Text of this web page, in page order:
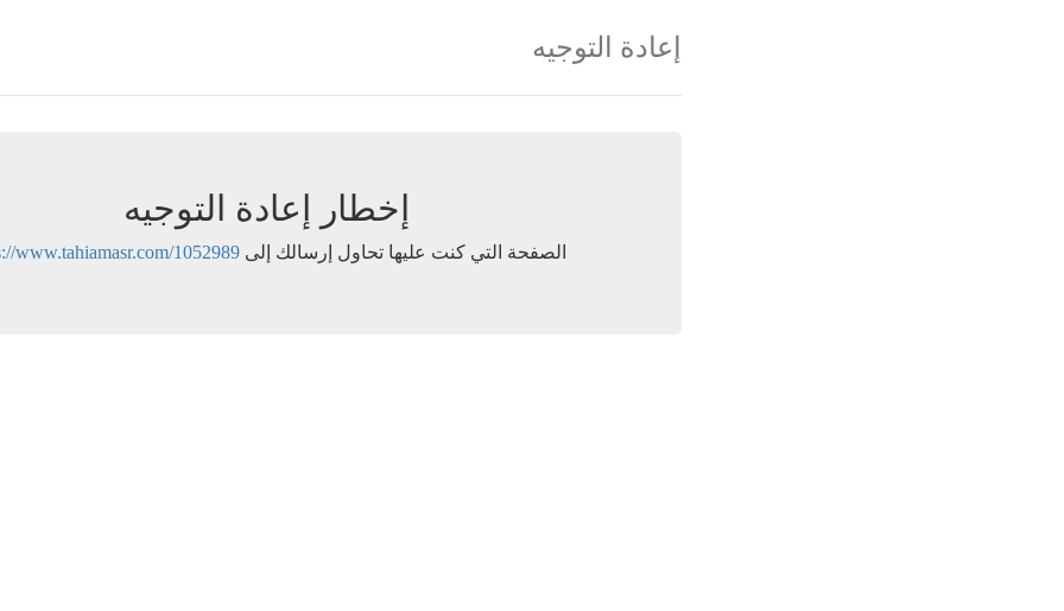
إعادة التوجيه
إخطار إعادة التوجيه
الصفحة التي كنت عليها تحاول إرسالك إلى www.tahiamasr.com/1052989